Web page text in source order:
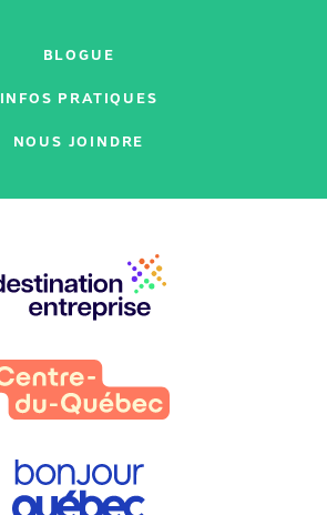
BLOGUE
INFOS PRATIQUES
NOUS JOINDRE
partenaires
: